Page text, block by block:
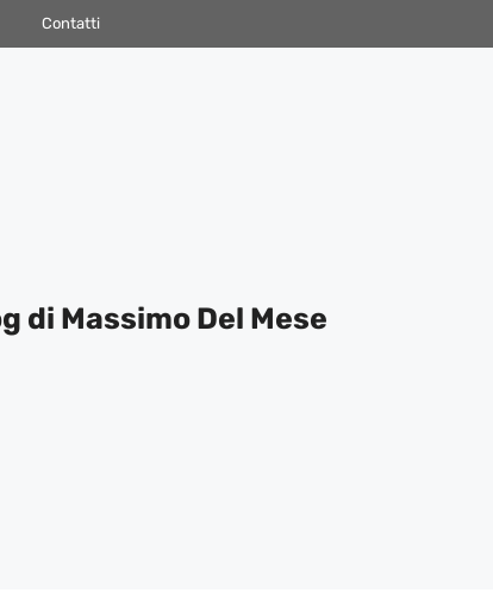
Contatti
di Massimo Del Mese